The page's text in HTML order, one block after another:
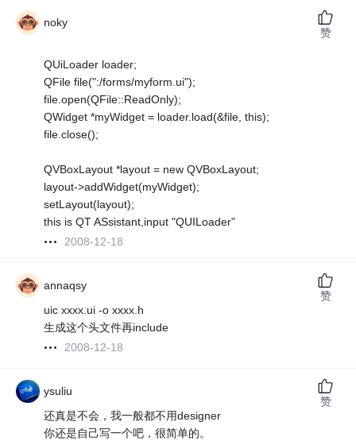
noky
QUiLoader loader;
QFile file(":/forms/myform.ui");
file.open(QFile::ReadOnly);
QWidget *myWidget = loader.load(&file, this);
file.close();
QVBoxLayout *layout = new QVBoxLayout;
layout->addWidget(myWidget);
setLayout(layout);
this is QT ASsistant,input "QUILoader"
2008-12-18
赞
annaqsy
uic xxxx.ui -o xxxx.h
生成这个头文件再include
2008-12-18
赞
ysuliu
还真是不会，我一般都不用designer
你还是自己写一个吧，很简单的。
赞